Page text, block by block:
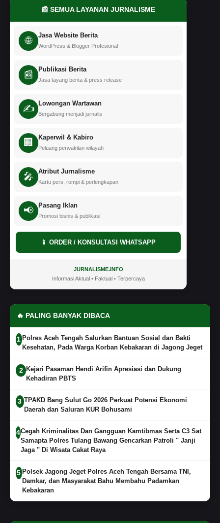
📰 SEMUA LAYANAN JURNALISME
🌐 Jasa Website Berita
WordPress & Blogger Profesional
📰 Publikasi Berita
Jasa tayang berita & press release
✍️ Lowongan Wartawan
Bergabung menjadi jurnalis
🏢 Kaperwil & Kabiro
Peluang perwakilan wilayah
🎤 Atribut Jurnalisme
Kartu pers, rompi & perlengkapan
📢 Pasang Iklan
Promosi bisnis & publikasi
📱 ORDER / KONSULTASI WHATSAPP
JURNALISME.INFO
Informasi Aktual • Faktual • Terpercaya
🔥 PALING BANYAK DIBACA
1Polres Aceh Tengah Salurkan Bantuan Sosial dan Bakti
Kesehatan, Pada Warga Korban Kebakaran di Jagong Jeget
2 Kejari Pasaman Hendi Arifin Apresiasi dan Dukung
Kehadiran PBTS
3 TPAKD Bang Sulut Go 2026 Perkuat Potensi Ekonomi
Daerah dan Saluran KUR Bohusami
4Cegah Kriminalitas Dan Gangguan Kamtibmas Serta C3 Sat
Samapta Polres Tulang Bawang Gencarkan Patroli " Janji
Jaga " Di Wisata Cakat Raya
5Polsek Jagong Jeget Polres Aceh Tengah Bersama TNI,
Damkar, dan Masyarakat Bahu Membahu Padamkan
Kebakaran